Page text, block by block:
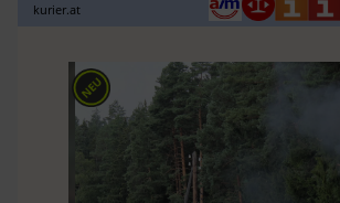
kurier.at